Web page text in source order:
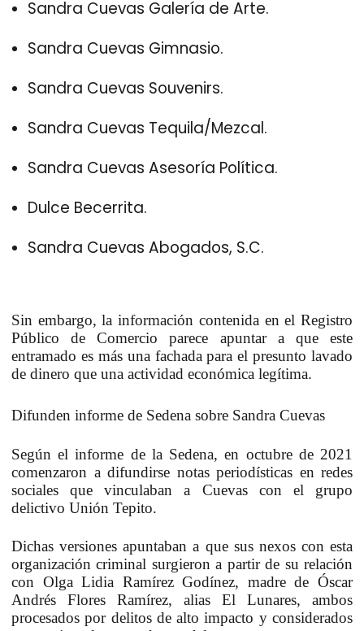
Sandra Cuevas Galería de Arte.
Sandra Cuevas Gimnasio.
Sandra Cuevas Souvenirs.
Sandra Cuevas Tequila/Mezcal.
Sandra Cuevas Asesoría Política.
Dulce Becerrita.
Sandra Cuevas Abogados, S.C.
Sin embargo, la información contenida en el Registro
Público de Comercio parece apuntar a que este
entramado es más una fachada para el presunto lavado
de dinero que una actividad económica legítima.
Difunden informe de Sedena sobre Sandra Cuevas
Según el informe de la Sedena, en octubre de 2021
comenzaron a difundirse notas periodísticas en redes
sociales que vinculaban a Cuevas con el grupo
delictivo Unión Tepito.
Dichas versiones apuntaban a que sus nexos con esta
organización criminal surgieron a partir de su relación
con Olga Lidia Ramírez Godínez, madre deÓscar
Andrés Flores Ramírez, alias El Lunares, ambos
procesados por delitos de alto impacto y considerados